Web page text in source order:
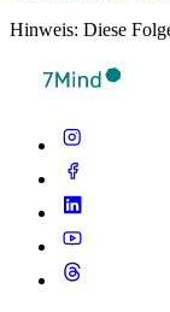
Hinweis: Diese